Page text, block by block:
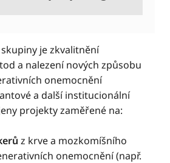
je zkvalitnění
a nalezení nových způsobu
onemocnění
a další institucionální
projekty zaměřené na:
z krve a mozkomíšního
onemocnění (např.